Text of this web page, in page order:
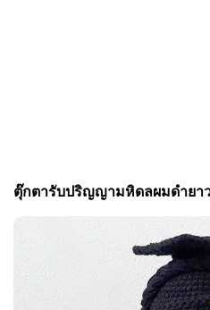
ตุ๊กตารับปริญญามหิดลผมดำยา